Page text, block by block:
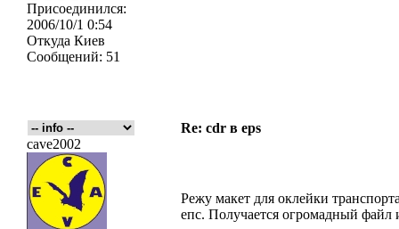
Присоединился:
2006/10/1 0:54
Откуда Киев
Сообщений: 51
Re: cdr в eps
cave2002
Режу макет для оклейки
епс. Получается огромадный файл